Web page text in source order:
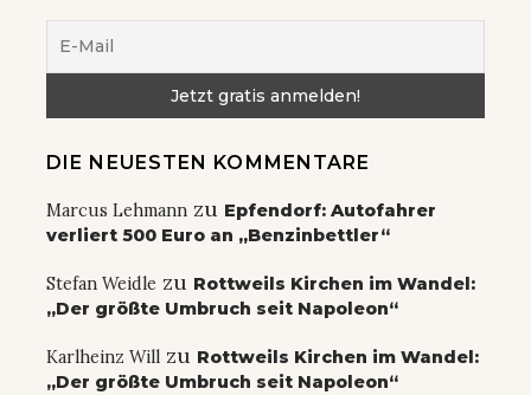
DIE NEUESTEN KOMMENTARE
Marcus Lehmann zu Epfendorf: Autofahrer
verliert 500 Euro an „Benzinbettler“
Stefan Weidle zu Rottweils Kirchen im Wandel:
„Der größte Umbruch seit Napoleon“
Karlheinz Will zu Rottweils Kirchen im Wandel:
„Der größte Umbruch seit Napoleon“